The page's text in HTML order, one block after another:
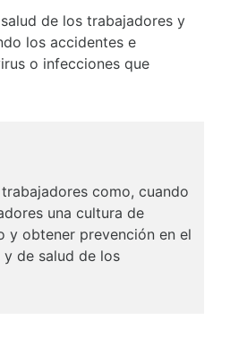
de los trabajadores y
los accidentes e
o infecciones que
como, cuando
una cultura de
y obtener prevención en el
de salud de los